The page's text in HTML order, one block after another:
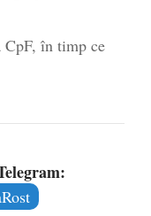
în timp ce